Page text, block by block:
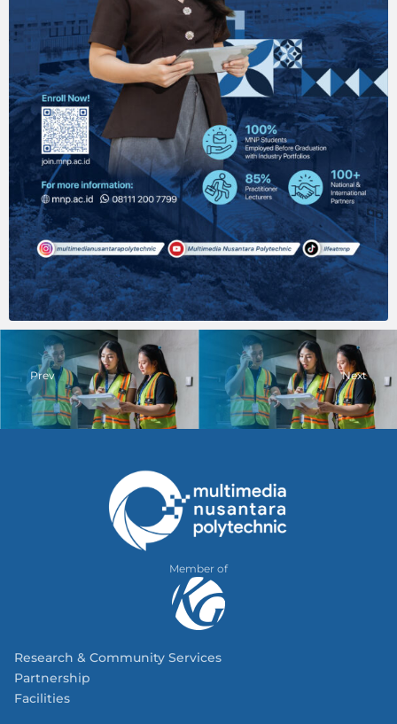
Prev Next
Member of
Research & Community Services
Partnership
Facilities